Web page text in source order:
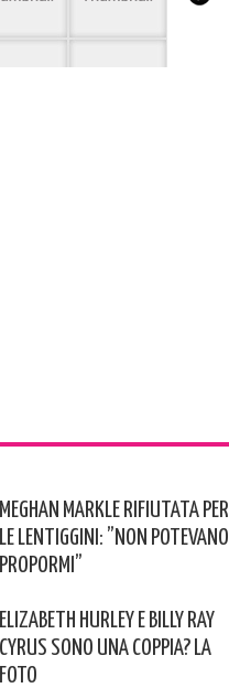
MEGHAN MARKLE RIFIUTATA PER
LE LENTIGGINI: ”NON POTEVANO
PROPORMI”
ELIZABETH HURLEY E BILLY RAY
CYRUS SONO UNA COPPIA? LA
FOTO